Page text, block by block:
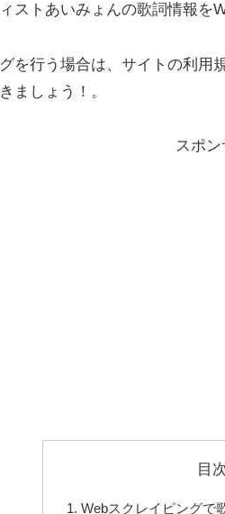
ストあいみょんの歌詞情報を
を行う場合は、サイトの利用
ましょう！。
スポン
目
Webスクレイピングで